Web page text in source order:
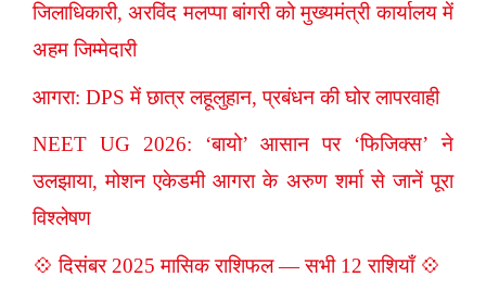
जिलाधिकारी, अरविंद मलप्पा बांगरी को मुख्यमंत्री कार्यालय में
अहम जिम्मेदारी
आगरा: DPS में छात्र लहूलुहान, प्रबंधन की घोर लापरवाही
NEET UG 2026: ‘बायो’ आसान पर ‘फिजिक्स’ ने
उलझाया, मोशन एकेडमी आगरा के अरुण शर्मा से जानें पूरा
विश्लेषण
💠 दिसंबर 2025 मासिक राशिफल — सभी 12 राशियाँ 💠